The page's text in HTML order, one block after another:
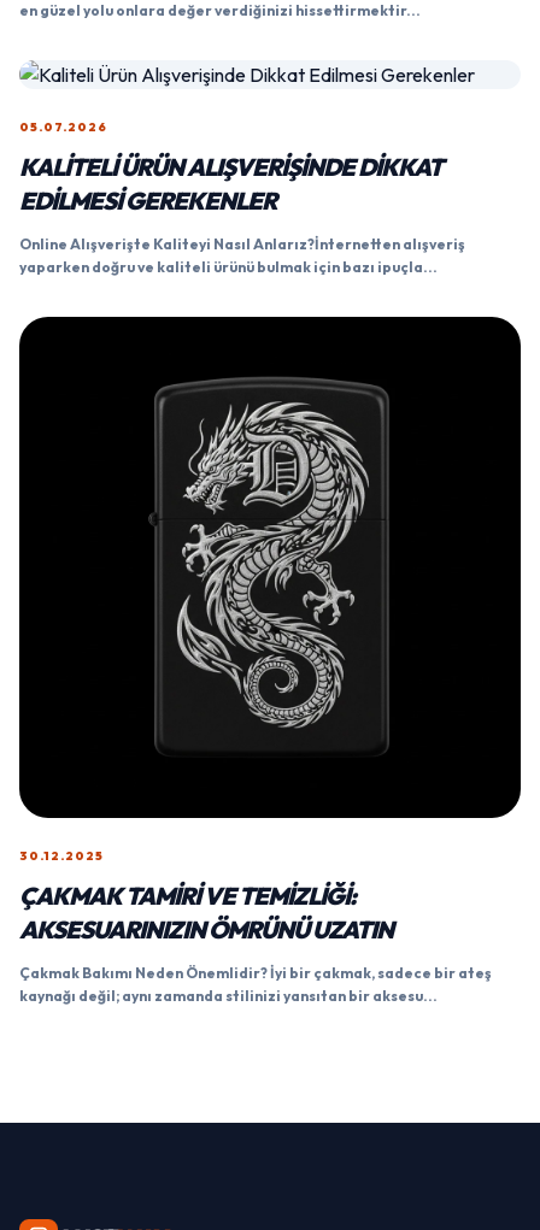
en güzel yolu onlara değer verdiğinizi hissettirmektir...
05.07.2026
KALITELI ÜRÜN ALIŞVERIŞINDE DIKKAT
EDILMESI GEREKENLER
Online Alışverişte Kaliteyi Nasıl Anlarız?İnternetten alışveriş
yaparken doğru ve kaliteli ürünü bulmak için bazı ipuçla...
30.12.2025
ÇAKMAK TAMIRI VE TEMIZLIĞI:
AKSESUARINIZIN ÖMRÜNÜ UZATIN
Çakmak Bakımı Neden Önemlidir? İyi bir çakmak, sadece bir ateş
kaynağı değil; aynı zamanda stilinizi yansıtan bir aksesu...